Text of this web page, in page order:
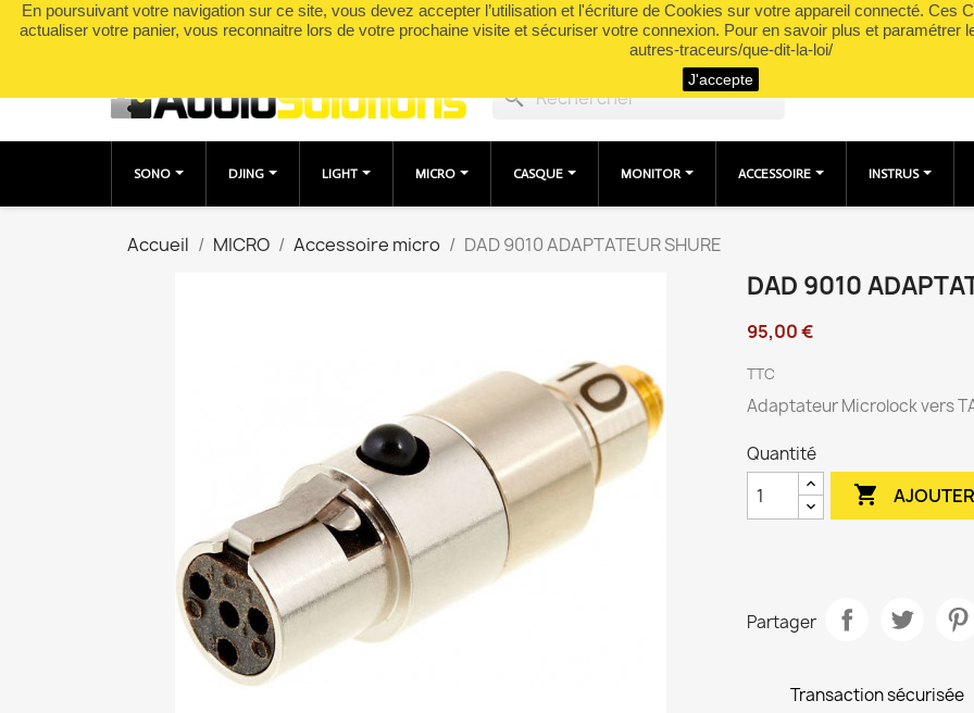
En poursuivant votre navigation sur ce site, vous devez accepter l’utilisation et l'écriture de Cookies sur votre appareil connecté. Ces
actualiser votre panier, vous reconnaitre lors de votre prochaine visite et sécuriser votre connexion. Pour en savoir plus et
autres-traceurs/que-dit-la-loi/
J'accepte
Appelez-nous :0490049895
search
SONO DJING LIGHT MICRO CASQUE MONITOR ACCESSOIRE INSTRUS
Accueil MICRO Accessoire micro DAD 9010 ADAPTATEUR SHURE
DAD 9010
95,00 €
TTC
Adaptateur Microlock vers
Quantité

Partager
Transaction sécurisée